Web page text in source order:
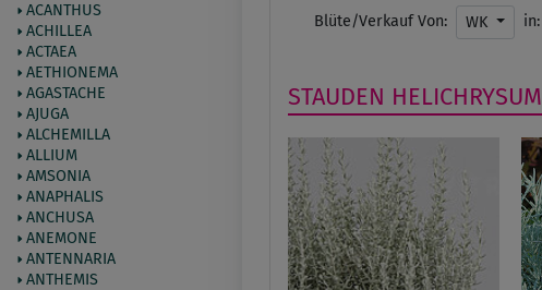
ACANTHUS
ACHILLEA
ACTAEA
AETHIONEMA
AGASTACHE
AJUGA
ALCHEMILLA
ALLIUM
AMSONIA
ANAPHALIS
ANCHUSA
ANEMONE
ANTENNARIA
ANTHEMIS
Blüte/Verkauf Von:
WK in:
STAUDEN HELICHRYSUM